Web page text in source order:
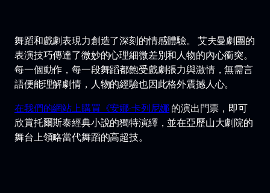
舞蹈和戲劇表現力創造了深刻的情感體驗。 艾夫曼劇團的
表演技巧傳達了微妙的心理細微差別和人物的內心衝突。
每一個動作，每一段舞蹈都飽受戲劇張力與激情，無需言
語便能理解劇情，人物的經驗也因此格外震撼人心。
在我們的網站上購買《安娜·卡列尼娜的演出門票，即可
欣賞托爾斯泰經典小說的獨特演繹，並在亞歷山大劇院的
舞台上領略當代舞蹈的高超技。